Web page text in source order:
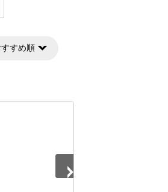
すすめ順